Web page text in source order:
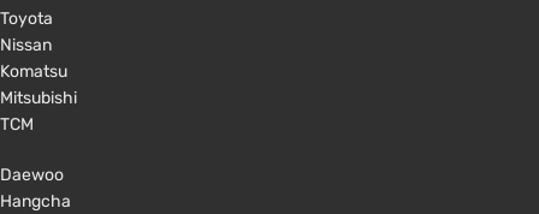
Toyota
Nissan
Komatsu
Mitsubishi
TCM
Daewoo
Hangcha